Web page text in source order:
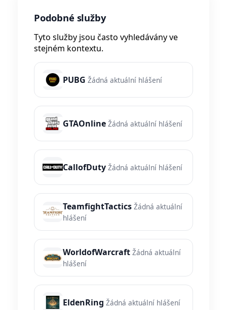
Podobné služby
Tyto služby jsou často vyhledávány ve
stejném kontextu.
PUBG Žádná aktuální hlášení
GTAOnline Žádná aktuální hlášení
CallofDuty Žádná aktuální hlášení
TeamfightTactics Žádná aktuální
hlášení
WorldofWarcraft Žádná aktuální
hlášení
EldenRing Žádná aktuální hlášení